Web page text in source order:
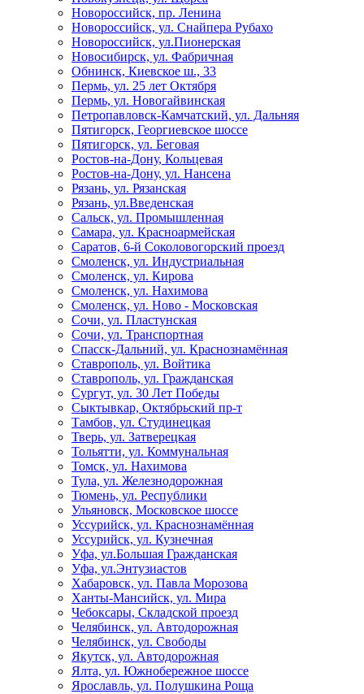
Новороссийск, пр. Ленина
Новороссийск, ул. Снайпера Рубахо
Новороссийск, ул.Пионерская
Новосибирск, ул. Фабричная
Обнинск, Киевское ш., 33
Пермь, ул. 25 лет Октября
Пермь, ул. Новогайвинская
Петропавловск-Камчатский, ул. Дальняя
Пятигорск, Георгиевское шоссе
Пятигорск, ул. Беговая
Ростов-на-Дону, Кольцевая
Ростов-на-Дону, ул. Нансена
Рязань, ул. Рязанская
Рязань, ул.Введенская
Сальск, ул. Промышленная
Самара, ул. Красноармейская
Саратов, 6-й Соколовогорский проезд
Смоленск, ул. Индустриальная
Смоленск, ул. Кирова
Смоленск, ул. Нахимова
Смоленск, ул. Ново - Московская
Сочи, ул. Пластунская
Сочи, ул. Транспортная
Спасск-Дальний, ул. Краснознамённая
Ставрополь, ул. Войтика
Ставрополь, ул. Гражданская
Сургут, ул. 30 Лет Победы
Сыктывкар, Октябрьский пр-т
Тамбов, ул. Студинецкая
Тверь, ул. Затверецкая
Тольятти, ул. Коммунальная
Томск, ул. Нахимова
Тула, ул. Железнодорожная
Тюмень, ул. Республики
Ульяновск, Московское шоссе
Уссурийск, ул. Краснознамённая
Уссурийск, ул. Кузнечная
Уфа, ул.Большая Гражданская
Уфа, ул.Энтузиастов
Хабаровск, ул. Павла Морозова
Ханты-Мансийск, ул. Мира
Чебоксары, Складской проезд
Челябинск, ул. Автодорожная
Челябинск, ул. Свободы
Якутск, ул. Автодорожная
Ялта, ул. Южнобережное шоссе
Ярославль, ул. Полушкина Роща